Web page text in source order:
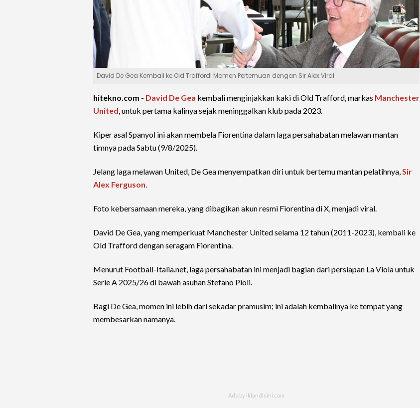
David De Gea Kembali ke Old Trafford! Momen Pertemuan dengan Sir Alex Viral
hitekno.com - David De Gea kembali menginjakkan kaki di Old Trafford, markas Manchester
United, untuk pertama kalinya sejak meninggalkan klub pada 2023.
Kiper asal Spanyol ini akan membela Fiorentina dalam laga persahabatan melawan mantan
timnya pada Sabtu (9/8/2025).
Jelang laga melawan United, De Gea menyempatkan diri untuk bertemu mantan pelatihnya,Sir
Alex Ferguson.
Foto kebersamaan mereka, yang dibagikan akun resmi Fiorentina di X, menjadi viral.
David De Gea, yang memperkuat Manchester United selama 12 tahun (2011-2023), kembali ke
Old Trafford dengan seragam Fiorentina.
Menurut Football-Italia.net, laga persahabatan ini menjadi bagian dari persiapan La Viola untuk
Serie A 2025/26 di bawah asuhan Stefano Pioli.
Bagi De Gea, momen ini lebih dari sekadar pramusim; ini adalah kembalinya ke tempat yang
membesarkan namanya.